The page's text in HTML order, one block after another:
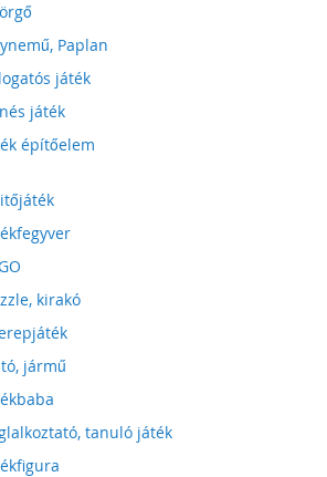
Paplan
játék
játék
építőelem
kirakó
jármű
tanuló játék